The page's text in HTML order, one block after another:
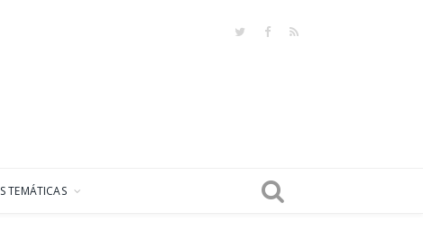
TwitterFacebook
RSS
TEMÁTICAS